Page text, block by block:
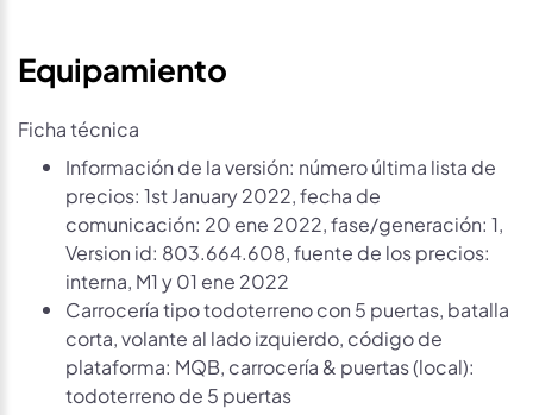
Equipamiento
Ficha técnica
Información de la versión: número última lista de
precios: 1st January 2022, fecha de
comunicación: 20 ene 2022, fase/generación: 1,
Version id: 803.664.608, fuente de los precios:
interna, M1 y 01 ene 2022
Carrocería tipo todoterreno con 5 puertas, batalla
corta, volante al lado izquierdo, código de
plataforma: MQB, carrocería & puertas (local):
todoterreno de 5 puertas